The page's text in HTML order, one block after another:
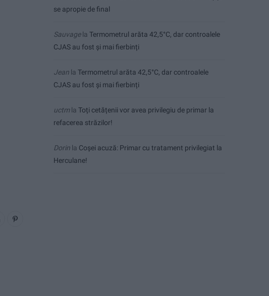
se apropie de final
Sauvagela Termometrul arăta 42,5°C, dar controalele
CJAS au fost și mai fierbinți
Jean la Termometrul arăta 42,5°C, dar controalele
CJAS au fost și mai fierbinți
uctmla Toți cetățenii vor avea privilegiu de primar la
refacerea străzilor!
Dorin la Coșei acuză: Primar cu tratament privilegiat la
Herculane!